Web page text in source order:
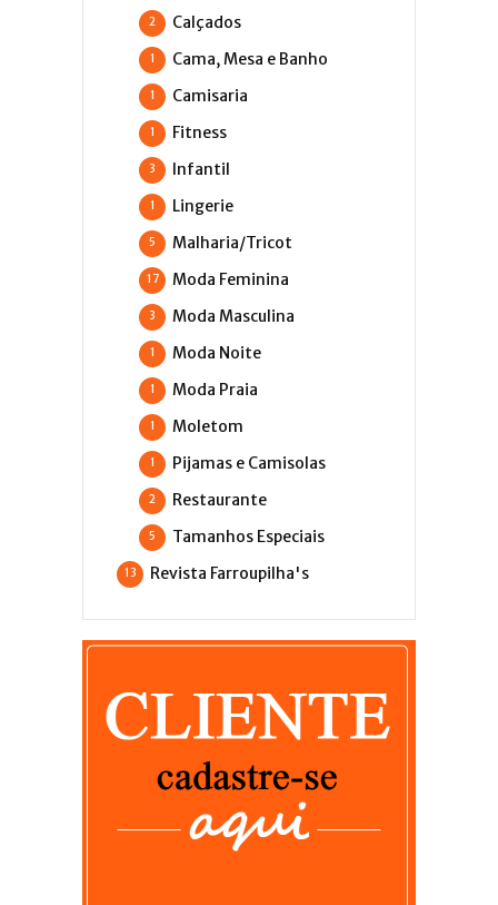
Calçados
2
Cama, Mesa e Banho
1
Camisaria
1
Fitness
1
Infantil
3
Lingerie
1
Malharia/Tricot
5
Moda Feminina
17
Moda Masculina
3
Moda Noite
1
Moda Praia
1
Moletom
1
Pijamas e Camisolas
1
Restaurante
2
Tamanhos Especiais
5
Revista Farroupilha's
13